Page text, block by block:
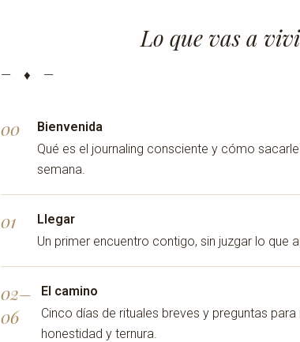
Lo que vas a
— ♦ —
00
Bienvenida
Qué es el journaling consciente y cómo
semana.
01
Llegar
Un primer encuentro contigo, sin juzgar lo que
02–
06
El camino
Cinco días de rituales breves y preguntas
honestidad y ternura.